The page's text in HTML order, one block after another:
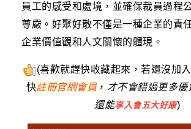
員工的感受和處境，並確保裁員過程
尊嚴。好聚好散不僅是一種企業的責
企業價值觀和人文關懷的體現。
(喜歡就趕快收藏起來，若還沒加
快註冊官網會員 ， 才不會錯過更多優
還能享入會五大好康)